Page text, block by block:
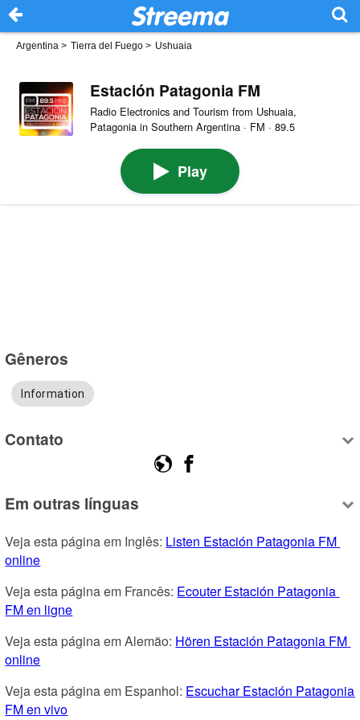
Argentina > Tierra del Fuego > Ushuaia
Estación Patagonia FM
Radio Electronics and Tourism from Ushuaia,
Patagonia in Southern Argentina · FM · 89.5
Play
Gêneros
Information
Contato
Em outras línguas
Veja esta página em Inglês: Listen Estación Patagonia FM
online
Veja esta página em Francês: Ecouter Estación Patagonia
FM en ligne
Veja esta página em Alemão: Hören Estación Patagonia FM
online
Veja esta página em Espanhol: Escuchar Estación Patagonia
FM en vivo